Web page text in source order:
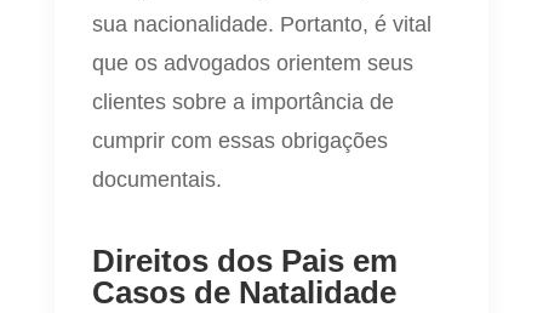
sua nacionalidade. Portanto, é vital
que os advogados orientem seus
clientes sobre a importância de
cumprir com essas obrigações
documentais.
Direitos dos Pais em
Casos de Natalidade